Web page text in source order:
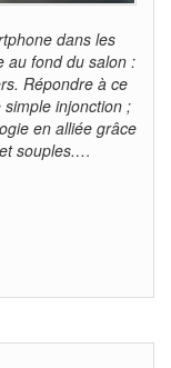
dans les
au fond du salon :
Répondre à ce
simple injonction ;
en alliée grâce
souples.…